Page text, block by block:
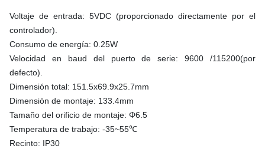
Voltaje de entrada: 5VDC (proporcionado directamente por el
controlador).
Consumo de energía: 0.25W
Velocidad en baud del puerto de serie: 9600 /115200(por
defecto).
Dimensión total: 151.5x69.9x25.7mm
Dimensión de montaje: 133.4mm
Tamaño del orificio de montaje: Φ6.5
Temperatura de trabajo: -35~55℃
Recinto: IP30